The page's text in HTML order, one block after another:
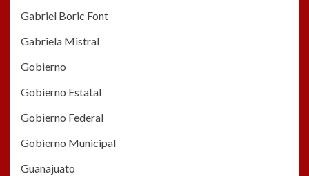
Gabriel Boric Font
Gabriela Mistral
Gobierno
Gobierno Estatal
Gobierno Federal
Gobierno Municipal
Guanajuato